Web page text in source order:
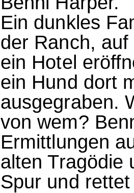
Ein dunkles
der Ranch,
ein Hotel
ein Hund dort
ausgegraben.
von wem?
Ermittlungen
alten Tragödie
Spur und